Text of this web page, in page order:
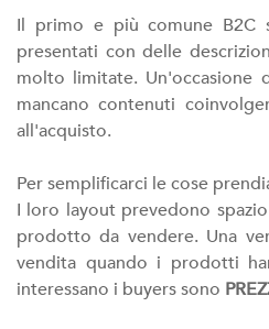
Il primo e più comune B2C
presentati con delle
molto limitate. Un'occasione
mancano contenuti
all'acquisto.
Per semplificarci le cose
I loro layout prevedono
prodotto da vendere. Una
vendita quando i prodotti
interessano i buyers sono